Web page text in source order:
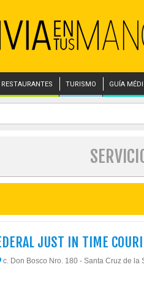
RESTAURANTES TURISMO GUÍA
JUST IN TIME
c. Don Bosco Nro. 180 - Santa Cruz de la